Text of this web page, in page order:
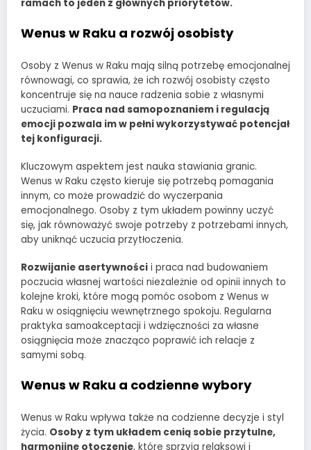
ramach to jeden z głównych priorytetów.
Wenus w Raku a rozwój osobisty
Osoby z Wenus w Raku mają silną potrzebę emocjonalnej
równowagi, co sprawia, że ich rozwój osobisty często
koncentruje się na nauce radzenia sobie z własnymi
uczuciami. Praca nad samopoznaniem i regulacją
emocji pozwala im w pełni wykorzystywać potencjał
tej konfiguracji.
Kluczowym aspektem jest nauka stawiania granic.
Wenus w Raku często kieruje się potrzebą pomagania
innym, co może prowadzić do wyczerpania
emocjonalnego. Osoby z tym układem powinny uczyć
się, jak równoważyć swoje potrzeby z potrzebami innych,
aby uniknąć uczucia przytłoczenia.
Rozwijanie asertywności i praca nad budowaniem
poczucia własnej wartości niezależnie od opinii innych to
kolejne kroki, które mogą pomóc osobom z Wenus w
Raku w osiągnięciu wewnętrznego spokoju. Regularna
praktyka samoakceptacji i wdzięczności za własne
osiągnięcia może znacząco poprawić ich relacje z
samymi sobą.
Wenus w Raku a codzienne wybory
Wenus w Raku wpływa także na codzienne decyzje i styl
życia. Osoby z tym układem cenią sobie przytulne,
harmonijne otoczenie, które sprzyja relaksowi i